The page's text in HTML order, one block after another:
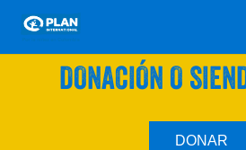
SÚMATE A NUESTRO
DONACIÓN O
DONAR